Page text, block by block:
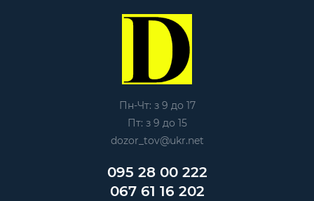
Пн-Чт: з 9 до 17
Пт: з 9 до 15
dozor_tov@ukr.net
095 28 00 222
067 61 16 202